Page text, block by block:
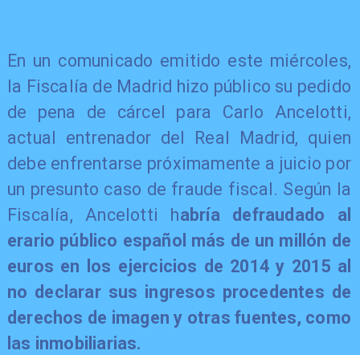
​En un comunicado emitido este miércoles,
la Fiscalía de Madrid hizo público su pedido
de pena de cárcel para Carlo Ancelotti,
actual entrenador del Real Madrid, quien
debe enfrentarse próximamente a juicio por
un presunto caso de fraude fiscal. Según la
Fiscalía, Ancelotti habría defraudado al
erario público español más de un millón de
euros en los ejercicios de 2014 y 2015 al
no declarar sus ingresos procedentes de
derechos de imagen y otras fuentes, como
las inmobiliarias.